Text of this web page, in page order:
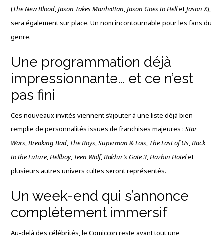
(The New Blood,Jason Takes Manhattan,Jason Goes to HelletJason X),
sera également sur place. Un nom incontournable pour les fans du
genre.
Une programmation déjà
impressionnante… et ce n’est
pas fini
Ces nouveaux invités viennent s’ajouter à une liste déjà bien
remplie de personnalités issues de franchises majeures :Star
Wars,Breaking Bad, The Boys,Superman & Lois, The Last of Us,Back
to the Future,Hellboy, Teen Wolf,Baldur’s Gate 3,Hazbin Hotelet
plusieurs autres univers cultes seront représentés.
Un week-end qui s’annonce
complètement immersif
Au-delà des célébrités, le Comiccon reste avant tout une